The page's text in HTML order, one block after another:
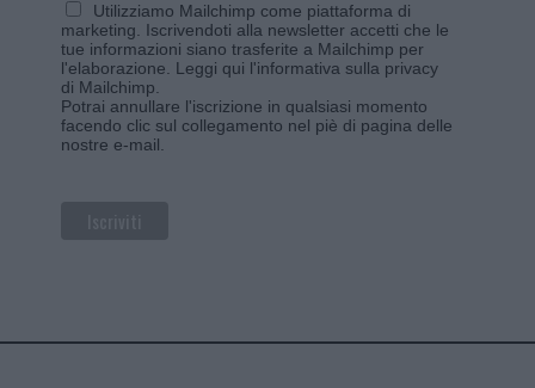
Utilizziamo Mailchimp come piattaforma di
marketing. Iscrivendoti alla newsletter accetti che le
tue informazioni siano trasferite a Mailchimp per
l'elaborazione. Leggi qui l'informativa sulla privacy
di Mailchimp.
Potrai annullare l'iscrizione in qualsiasi momento
facendo clic sul collegamento nel piè di pagina delle
nostre e-mail.